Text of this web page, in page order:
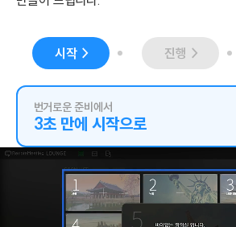
시작 진행
번거로운 준비에서
3초 만에 시작으로